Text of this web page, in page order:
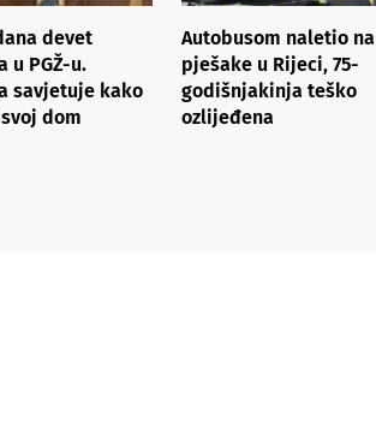
devet
u PGŽ-u.
savjetuje kako
dom
Autobusom naletio na
pješake u Rijeci, 75-
godišnjakinja teško
ozlijeđena